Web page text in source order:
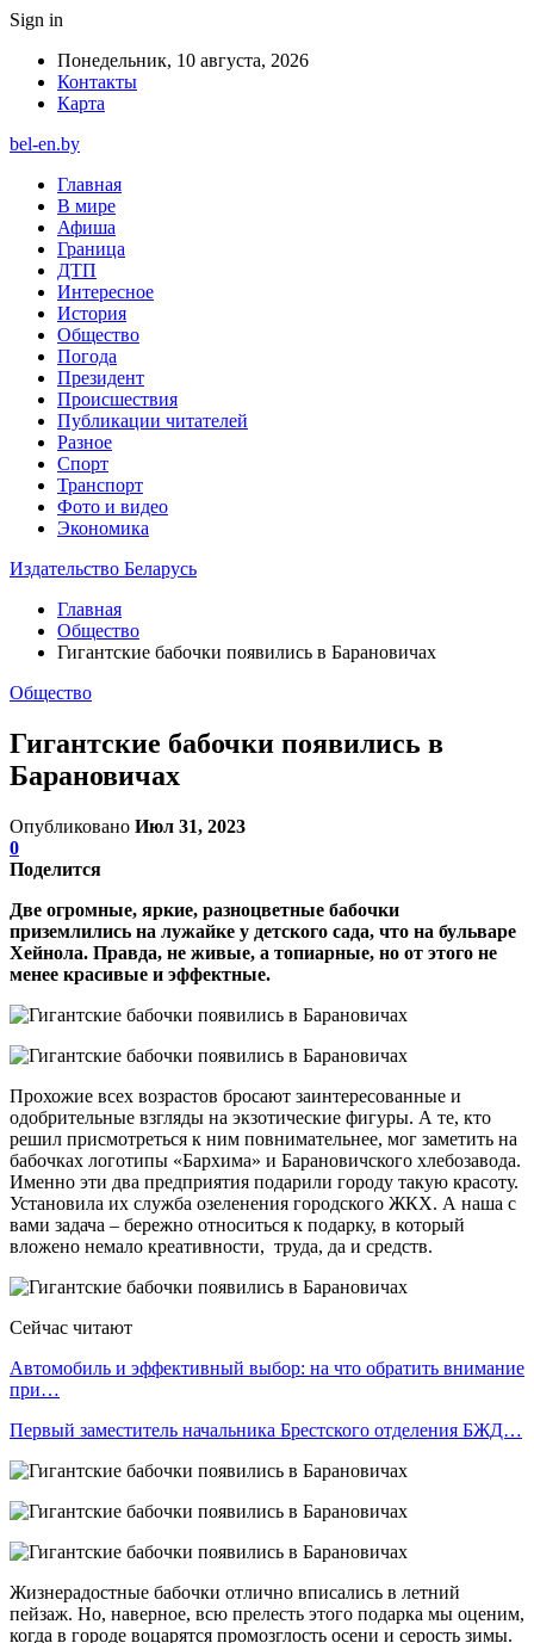
Sign in
Понедельник, 10 августа, 2026
Контакты
Карта
bel-en.by
Главная
В мире
Афиша
Граница
ДТП
Интересное
История
Общество
Погода
Президент
Происшествия
Публикации читателей
Разное
Спорт
Транспорт
Фото и видео
Экономика
Издательство Беларусь
Главная
Общество
Гигантские бабочки появились в Барановичах
Общество
Гигантские бабочки появились в
Барановичах
Опубликовано Июл 31, 2023
0
Поделится
Две огромные, яркие, разноцветные бабочки
приземлились на лужайке у детского сада, что на бульваре
Хейнола. Правда, не живые, а топиарные, но от этого не
менее красивые и эффектные.
Прохожие всех возрастов бросают заинтересованные и
одобрительные взгляды на экзотические фигуры. А те, кто
решил присмотреться к ним повнимательнее, мог заметить на
бабочках логотипы «Бархима» и Барановичского хлебозавода.
Именно эти два предприятия подарили городу такую красоту.
Установила их служба озеленения городского ЖКХ. А наша с
вами задача – бережно относиться к подарку, в который
вложено немало креативности, труда, да и средств.
Сейчас читают
Автомобиль и эффективный выбор: на что обратить внимание
при…
Первый заместитель начальника Брестского отделения БЖД…
Жизнерадостные бабочки отлично вписались в летний
пейзаж. Но, наверное, всю прелесть этого подарка мы оценим,
когда в городе воцарятся промозглость осени и серость зимы.